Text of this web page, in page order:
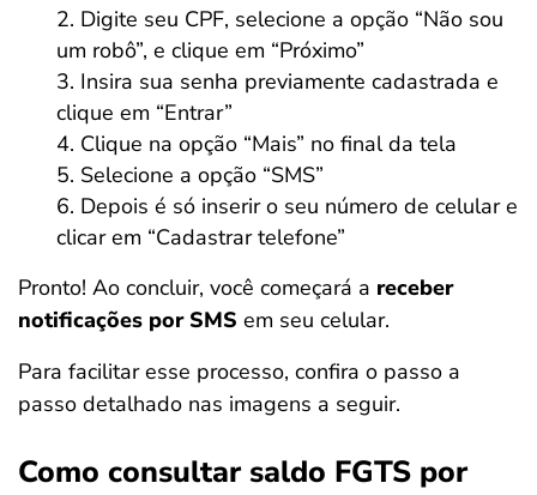
Digite seu CPF, selecione a opção “Não sou
um robô”, e clique em “Próximo”
Insira sua senha previamente cadastrada e
clique em “Entrar”
Clique na opção “Mais” no final da tela
Selecione a opção “SMS”
Depois é só inserir o seu número de celular e
clicar em “Cadastrar telefone”
Pronto! Ao concluir, você começará a receber
notificações por SMS em seu celular.
Para facilitar esse processo, confira o passo a
passo detalhado nas imagens a seguir.
Como consultar saldo FGTS por